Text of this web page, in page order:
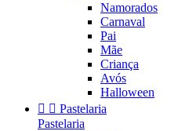
Namorados
Carnaval
Pai
Mãe
Criança
Avós
Halloween
  Pastelaria
Pastelaria